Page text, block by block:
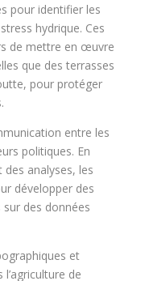
pour identifier les
hydrique. Ces
de mettre en œuvre
que des terrasses
pour protéger
entre les
politiques. En
analyses, les
développer des
des données
et
de